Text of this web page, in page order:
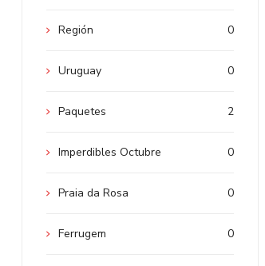
0
Región
0
Uruguay
2
Paquetes
0
Imperdibles Octubre
0
Praia da Rosa
0
Ferrugem